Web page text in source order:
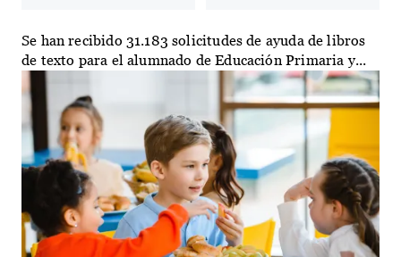
Se han recibido 31.183 solicitudes de ayuda de libros
de texto para el alumnado de Educación Primaria y...